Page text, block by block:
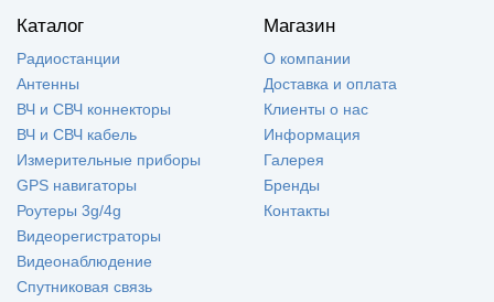
Каталог
Радиостанции
Антенны
ВЧ и СВЧ коннекторы
ВЧ и СВЧ кабель
Измерительные приборы
GPS навигаторы
Роутеры 3g/4g
Видеорегистраторы
Видеонаблюдение
Спутниковая связь
Магазин
О компании
Доставка и оплата
Клиенты о нас
Информация
Галерея
Бренды
Контакты